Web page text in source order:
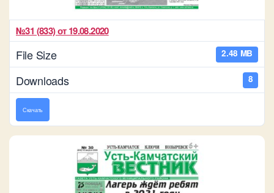
№31 (833) от 19.08.2020
File Size 2.48 MB
Downloads 8
Скачать